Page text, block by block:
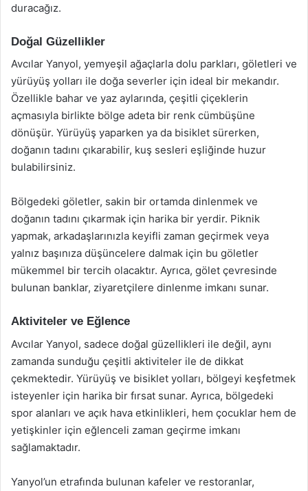
duracağız.
Doğal Güzellikler
Avcılar Yanyol, yemyeşil ağaçlarla dolu parkları, göletleri ve
yürüyüş yolları ile doğa severler için ideal bir mekandır.
Özellikle bahar ve yaz aylarında, çeşitli çiçeklerin
açmasıyla birlikte bölge adeta bir renk cümbüşüne
dönüşür. Yürüyüş yaparken ya da bisiklet sürerken,
doğanın tadını çıkarabilir, kuş sesleri eşliğinde huzur
bulabilirsiniz.
Bölgedeki göletler, sakin bir ortamda dinlenmek ve
doğanın tadını çıkarmak için harika bir yerdir. Piknik
yapmak, arkadaşlarınızla keyifli zaman geçirmek veya
yalnız başınıza düşüncelere dalmak için bu göletler
mükemmel bir tercih olacaktır. Ayrıca, gölet çevresinde
bulunan banklar, ziyaretçilere dinlenme imkanı sunar.
Aktiviteler ve Eğlence
Avcılar Yanyol, sadece doğal güzellikleri ile değil, aynı
zamanda sunduğu çeşitli aktiviteler ile de dikkat
çekmektedir. Yürüyüş ve bisiklet yolları, bölgeyi keşfetmek
isteyenler için harika bir fırsat sunar. Ayrıca, bölgedeki
spor alanları ve açık hava etkinlikleri, hem çocuklar hem de
yetişkinler için eğlenceli zaman geçirme imkanı
sağlamaktadır.
Yanyol’un etrafında bulunan kafeler ve restoranlar,